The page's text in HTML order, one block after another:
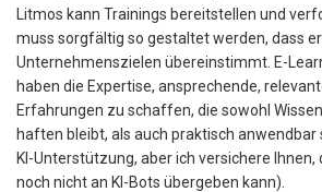
Litmos kann Trainings bereitstellen und
muss sorgfältig so gestaltet werden, dass
Unternehmenszielen übereinstimmt. E-
haben die Expertise, ansprechende,
Erfahrungen zu schaffen, die sowohl
haften bleibt, als auch praktisch anwendbar
KI-Unterstützung, aber ich versichere Ihnen,
noch nicht an KI-Bots übergeben kann).